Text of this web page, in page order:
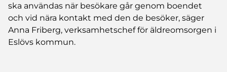
ska användas när besökare går genom boendet
och vid nära kontakt med den de besöker, säger
Anna Friberg, verksamhetschef för äldreomsorgen i
Eslövs kommun.